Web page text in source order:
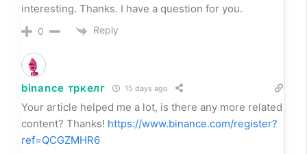
interesting. Thanks. I have a question for you.
0 Reply
binance тркелг 15 days ago
Your article helped me a lot, is there any more related
content? Thanks! https://www.binance.com/register?
ref=QCGZMHR6